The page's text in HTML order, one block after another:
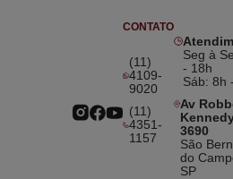
CONTATO
(11)
4109-
9020
(11)
4351-
1157
Seg à
- 18h
Sáb: 8h
Av
3690
São
do
SP